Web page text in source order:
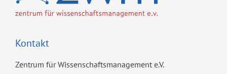
Kontakt
Zentrum für Wissenschaftsmanagement e.V.